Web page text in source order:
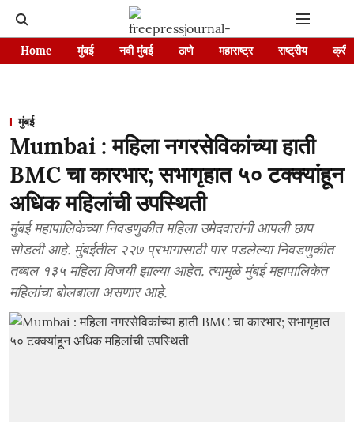
Home मुंबई नवी मुंबई ठाणे महाराष्ट्र राष्ट्रीय
मुंबई
Mumbai : महिला नगरसेविकांच्या हाती
BMC चा कारभार; सभागृहात ५० टक्क्यांहून
अधिक महिलांची उपस्थिती
मुंबई महापालिकेच्या निवडणुकीत महिला उमेदवारांनी आपली छाप
सोडली आहे. मुंबईतील २२७ प्रभागासाठी पार पडलेल्या निवडणुकीत
तब्बल १३५ महिला विजयी झाल्या आहेत. त्यामुळे मुंबई महापालिकेत
महिलांचा बोलबाला असणार आहे.